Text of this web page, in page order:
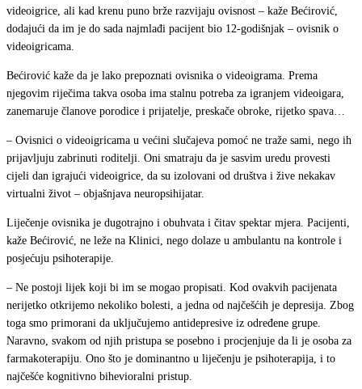
videoigrice, ali kad krenu puno brže razvijaju ovisnost – kaže Bećirović,
dodajući da im je do sada najmlađi pacijent bio 12-godišnjak – ovisnik o
videoigricama.
Bećirović kaže da je lako prepoznati ovisnika o videoigrama. Prema
njegovim riječima takva osoba ima stalnu potreba za igranjem videoigara,
zanemaruje članove porodice i prijatelje, preskače obroke, rijetko spava…
– Ovisnici o videoigricama u većini slučajeva pomoć ne traže sami, nego ih
prijavljuju zabrinuti roditelji. Oni smatraju da je sasvim uredu provesti
cijeli dan igrajući videoigrice, da su izolovani od društva i žive nekakav
virtualni život – objašnjava neuropsihijatar.
Liječenje ovisnika je dugotrajno i obuhvata i čitav spektar mjera. Pacijenti,
kaže Bećirović, ne leže na Klinici, nego dolaze u ambulantu na kontrole i
posjećuju psihoterapije.
– Ne postoji lijek koji bi im se mogao propisati. Kod ovakvih pacijenata
nerijetko otkrijemo nekoliko bolesti, a jedna od najčešćih je depresija. Zbog
toga smo primorani da uključujemo antidepresive iz određene grupe.
Naravno, svakom od njih pristupa se posebno i procjenjuje da li je osoba za
farmakoterapiju. Ono što je dominantno u liječenju je psihoterapija, i to
najčešće kognitivno bihevioralni pristup.